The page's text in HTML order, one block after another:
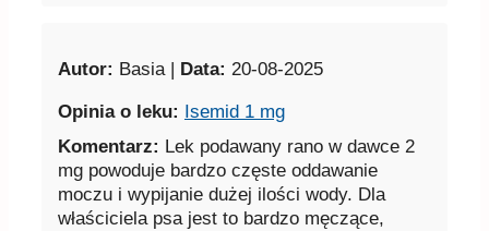
Autor: Basia | Data: 20-08-2025
Opinia o leku:
Isemid 1 mg
Komentarz: Lek podawany rano w dawce 2
mg powoduje bardzo częste oddawanie
moczu i wypijanie dużej ilości wody. Dla
właściciela psa jest to bardzo męczące,